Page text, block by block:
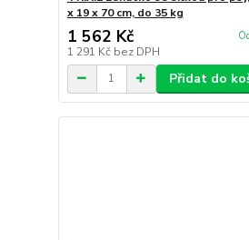
x 19 x 70 cm, do 35 kg
1 562 Kč
1 291 Kč bez DPH
Přidat do